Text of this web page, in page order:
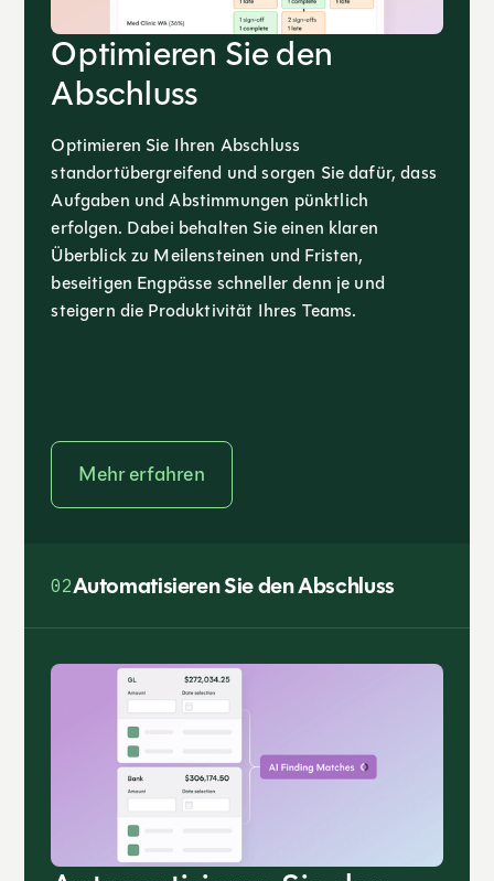
Optimieren Sie den
Abschluss
Optimieren Sie Ihren Abschluss
standortübergreifend und sorgen Sie dafür, dass
Aufgaben und Abstimmungen pünktlich
erfolgen. Dabei behalten Sie einen klaren
Überblick zu Meilensteinen und Fristen,
beseitigen Engpässe schneller denn je und
steigern die Produktivität Ihres Teams.
Mehr erfahren
02Automatisieren Sie den Abschluss